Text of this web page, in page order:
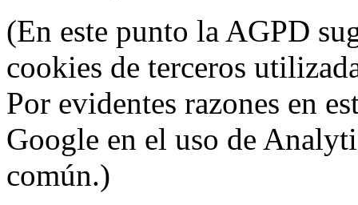
(En este punto la AGPD
cookies de terceros
Por evidentes razones en
Google en el uso de
común.)